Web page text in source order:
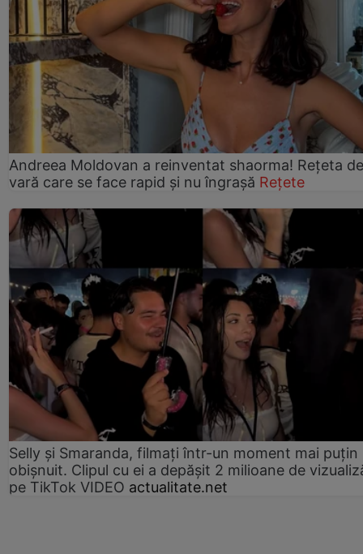
Andreea Moldovan a reinventat shaorma! Rețeta de
vară care se face rapid și nu îngrașă Rețete
Selly și Smaranda, filmați într-un moment mai puțin
obișnuit. Clipul cu ei a depășit 2 milioane de
pe TikTok VIDEO actualitate.net